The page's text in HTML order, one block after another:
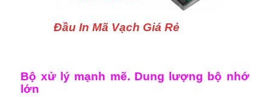
Đầu In Mã Vạch Giá Rẻ
Bộ xử lý mạnh mẽ. Dung lượng bộ nhớ
lớn